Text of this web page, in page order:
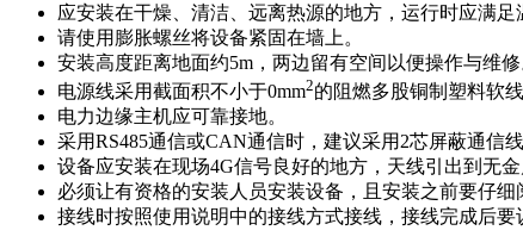
应安装在干燥、清洁、远离热源的地方，运行时应满足
请使用膨胀螺丝将设备紧固在墙上。
安装高度距离地面约5m，两边留有空间以便操作与维修
电源线采用截面积不小于0mm2的阻燃多股铜制塑料软线
电力边缘主机应可靠接地。
采用RS485通信或CAN通信时，建议采用2芯屏蔽通信
设备应安装在现场4G信号良好的地方，天线引出到无金
必须让有资格的安装人员安装设备，且安装之前要仔细
接线时按照使用说明中的接线方式接线，接线完成后